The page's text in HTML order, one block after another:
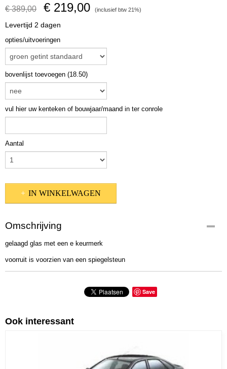
€ 389,00 € 219,00 (inclusief btw 21%)
Levertijd 2 dagen
opties/uitvoeringen
bovenlijst toevoegen (18.50)
vul hier uw kenteken of bouwjaar/maand in ter conrole
Aantal
IN WINKELWAGEN
Omschrijving
gelaagd glas met een e keurmerk
voorruit is voorzien van een spiegelsteun
Save
Ook interessant